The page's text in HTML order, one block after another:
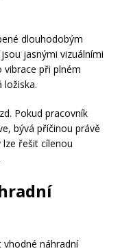
dlouhodobým
jasnými vizuálními
vibrace při plném
ložiska.
Pokud pracovník
bývá příčinou právě
řešit cílenou
náhradní